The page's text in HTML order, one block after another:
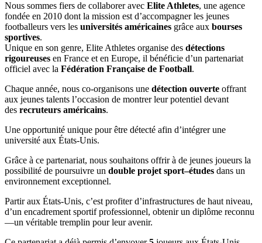
Nous sommes fiers de collaborer avec Elite Athletes, une agence
fondée en 2010 dont la mission est d’accompagner les jeunes
footballeurs vers les universités américaines grâce aux bourses
sportives.
Unique en son genre, Elite Athletes organise des détections
rigoureuses en France et en Europe, il bénéficie d’un partenariat
officiel avec la Fédération Française de Football.
Chaque année, nous co-organisons une détection ouverte offrant
aux jeunes talents l’occasion de montrer leur potentiel devant
des recruteurs américains.
Une opportunité unique pour être détecté afin d’intégrer une
université aux États-Unis.
Grâce à ce partenariat, nous souhaitons offrir à de jeunes joueurs la
possibilité de poursuivre un double projet sport–études dans un
environnement exceptionnel.
Partir aux États-Unis, c’est profiter d’infrastructures de haut niveau,
d’un encadrement sportif professionnel, obtenir un diplôme reconnu
—un véritable tremplin pour leur avenir.